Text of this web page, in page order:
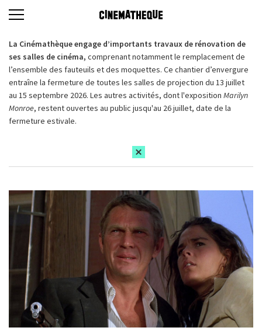
La Cinémathèque engage d’importants travaux de rénovation de
ses salles de cinéma, comprenant notamment le remplacement de
l’ensemble des fauteuils et des moquettes. Ce chantier d’envergure
entraîne la fermeture de toutes les salles de projection du 13 juillet
au 15 septembre 2026. Les autres activités, dont l'exposition Marilyn
Monroe, restent ouvertes au public jusqu'au 26 juillet, date de la
fermeture estivale.